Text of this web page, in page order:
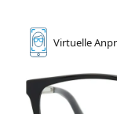
Virtuelle